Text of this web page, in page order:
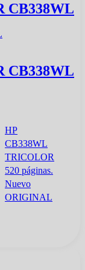
CB338WL
CB338WL
HP
CB338WL
TRICOLOR
520 páginas.
Nuevo
ORIGINAL